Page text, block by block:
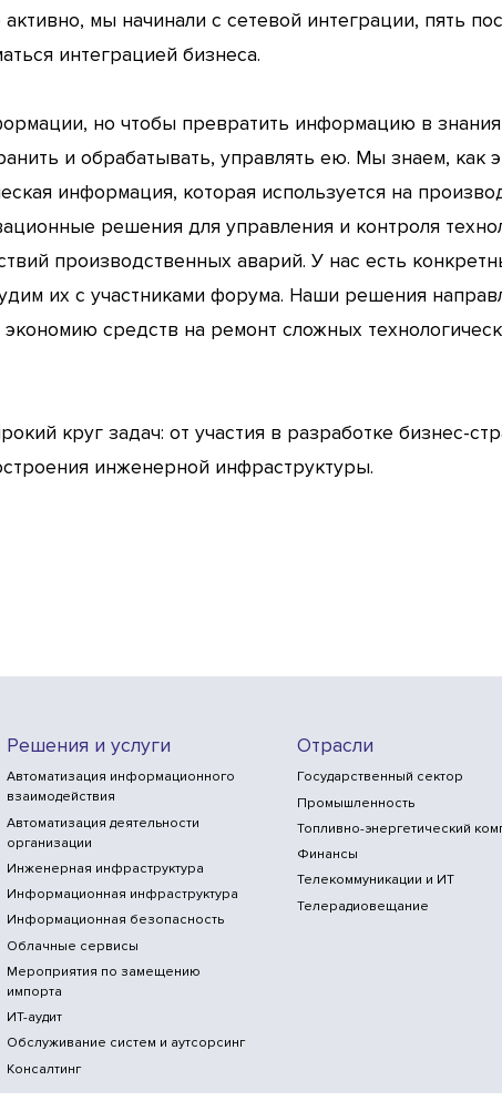
мы начинали с сетевой интеграции, пять
интеграцией бизнеса.
но чтобы превратить информацию в
и обрабатывать, управлять ею. Мы знаем, как
информация, которая используется на
решения для управления и контроля
производственных аварий. У нас есть
их с участниками форума. Наши решения
средств на ремонт сложных
круг задач: от участия в разработке бизнес-
инженерной инфраструктуры.
Решения и услуги
Автоматизация информационного
взаимодействия
Автоматизация деятельности
организации
Инженерная инфраструктура
Информационная инфраструктура
Информационная безопасность
Облачные сервисы
Мероприятия по замещению
импорта
ИТ-аудит
Обслуживание систем и аутсорсинг
Консалтинг
Отрасли
Государственный сектор
Промышленность
Топливно-энергетический
Финансы
Телекоммуникации и ИТ
Телерадиовещание